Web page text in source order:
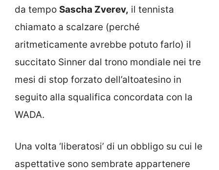
da tempo Sascha Zverev, il tennista
chiamato a scalzare (perché
aritmeticamente avrebbe potuto farlo) il
succitato Sinner dal trono mondiale nei tre
mesi di stop forzato dell’altoatesino in
seguito alla squalifica concordata con la
WADA.
Una volta ‘liberatosi’ di un obbligo su cui le
aspettative sono sembrate appartenere